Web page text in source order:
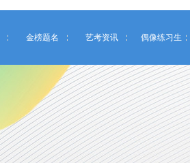
金榜题名 艺考资讯 偶像练习生